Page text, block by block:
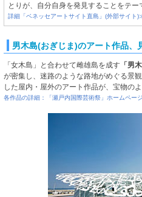
とりが、自分自身を発見することをテー
詳細「ベネッセアートサイト直島」(外部サイト
男木島(おぎじま)のアート作品、
「女木島」と合わせて雌雄島を成す 「男
が密集し、迷路のような路地がめぐる景
した屋内・屋外のアート作品が、宝物の
各作品の詳細：「瀬戸内国際芸術祭」ホームペー